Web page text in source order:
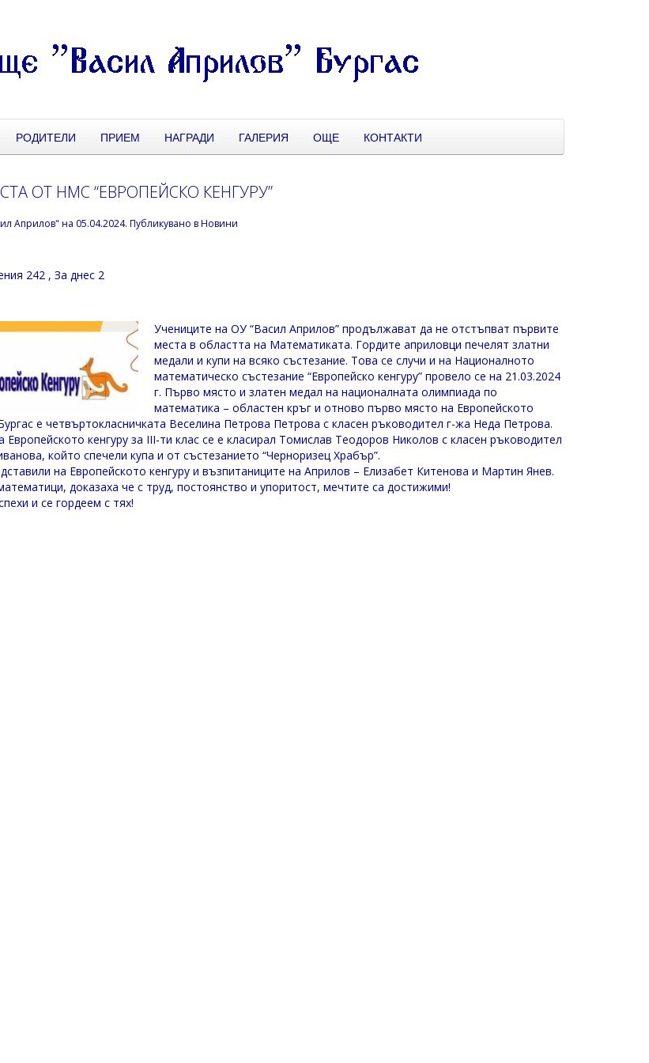
РОДИТЕЛИ ПРИЕМ НАГРАДИ ГАЛЕРИЯ ОЩЕ КОНТАКТИ
ОТ НМС “ЕВРОПЕЙСКО КЕНГУРУ”
Априлов" на 05.04.2024. Публикувано вНовини
242 , За днес 2
Учениците на ОУ “Васил Априлов” продължават да не отстъпват първите
места в областта на Математиката. Гордите априловци печелят златни
медали и купи на всяко състезание. Това се случи и на Националното
математическо състезание “Европейско кенгуру” провело се на 21.03.2024
г. Първо място и златен медал на националната олимпиада по
математика – областен кръг и отново първо място на Европейското
е четвъртокласничката Веселина Петрова Петрова с класен ръководител г-жа Неда Петрова.
кенгуру за III-ти клас се е класирал Томислав Теодоров Николов с класен ръководител
който спечели купа и от състезанието “Черноризец Храбър”.
на Европейското кенгуру и възпитаниците на Априлов – Елизабет Китенова и Мартин Янев.
доказаха че с труд, постоянство и упоритост, мечтите са достижими!
и се гордеем с тях!